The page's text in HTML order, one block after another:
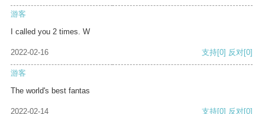
游客
I called you 2 times. W
2022-02-16 支持[0] 反对[0]
游客
The world's best fantas
2022-02-14 支持[0] 反对[0]